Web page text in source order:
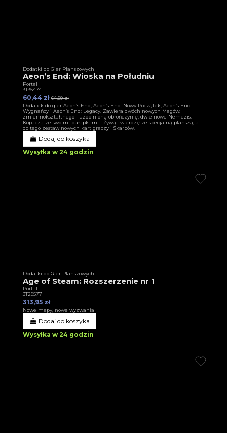
Dodatki do Gier Planszowych
Aeon’s End: Wioska na Południu
Portal
3T35474
60,44 zł 64,99 zł
Dodatek do gier Aeon’s End, Aeon’s End: Nowy Początek, Aeon’s End:
Wygnańcy i Aeon’s End: Legacy. Zawiera dwóch nowych Magów:
zmiennokształtnego i uzdolnioną obrończynię, dwie nowe Nemezis:
Kopacza ze swoimi pułapkami i Żywą Twierdzę ze specjalną planszą, a
do tego zestaw nowych kart graczy i Skarbów.
Dodaj do koszyka
Wysyłka w 24 godzin
Dodatki do Gier Planszowych
Age of Steam: Rozszerzenie nr 1
Portal
3T29577
313,95 zł
Nowe mapy, nowe wyzwania
Dodaj do koszyka
Wysyłka w 24 godzin